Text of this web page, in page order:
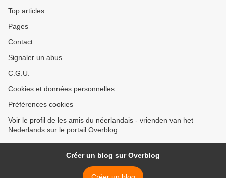
Top articles
Pages
Contact
Signaler un abus
C.G.U.
Cookies et données personnelles
Préférences cookies
Voir le profil de les amis du néerlandais - vrienden van het
Nederlands sur le portail Overblog
Créer un blog sur Overblog